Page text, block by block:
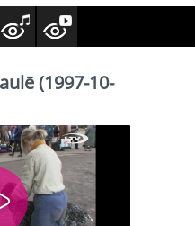
(1997-10-